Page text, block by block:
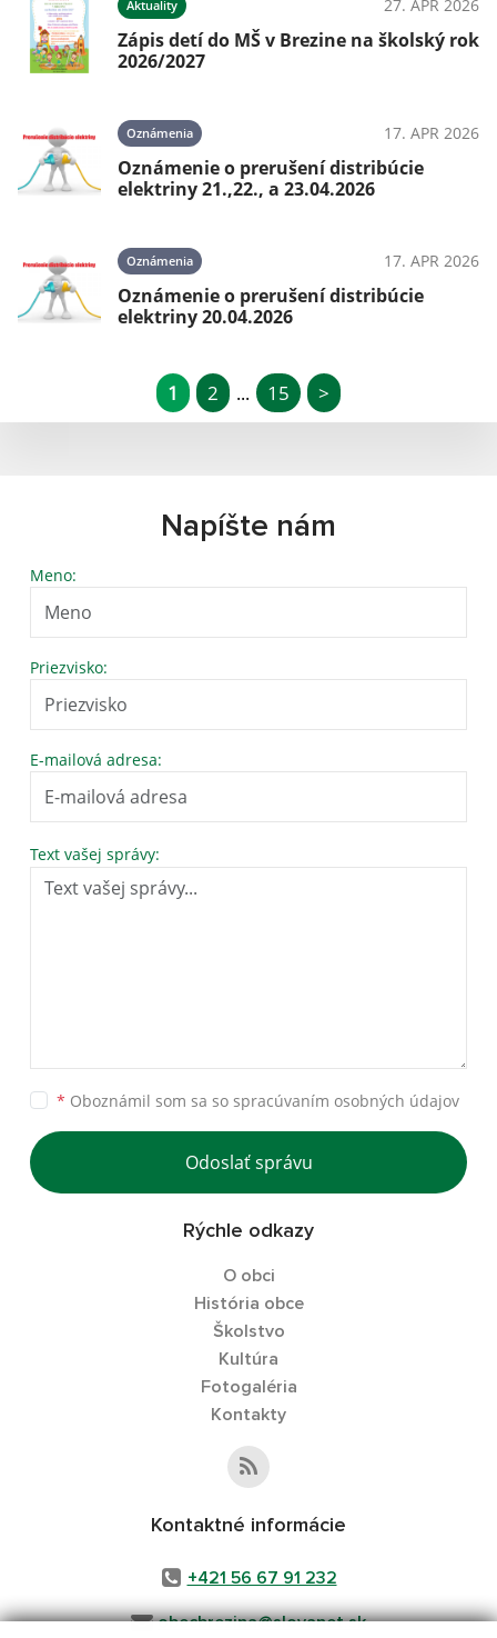
Aktuality 27. APR 2026
Zápis detí do MŠ v Brezine na školský rok
2026/2027
Oznámenia 17. APR 2026
Oznámenie o prerušení distribúcie
elektriny 21.,22., a 23.04.2026
Oznámenia 17. APR 2026
Oznámenie o prerušení distribúcie
elektriny 20.04.2026
1 2 ... 15 >
Napíšte nám
Meno:
Priezvisko:
E-mailová adresa:
Text vašej správy:
* Oboznámil som sa so spracúvaním osobných údajov
Odoslať správu
Rýchle odkazy
O obci
História obce
Školstvo
Kultúra
Fotogaléria
Kontakty
Kontaktné informácie
+421 56 67 91 232
obecbrezina@slovanet.sk